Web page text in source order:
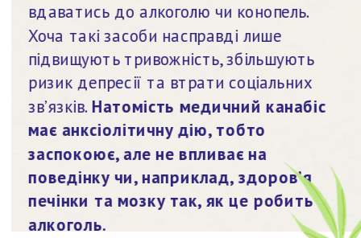
вдаватись до алкоголю чи конопель.
Хоча такі засоби насправді лише
підвищують тривожність, збільшують
ризик депресії та втрати соціальних
зв’язків. Натомість медичний канабіс
має анксіолітичну дію, тобто
заспокоює, але не впливає на
поведінку чи, наприклад, здоров’я
печінки та мозку так, як це робить
алкоголь.